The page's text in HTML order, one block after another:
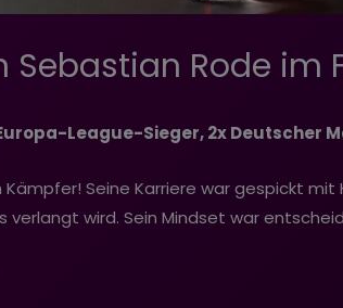
Rode im
League-Sieger, 2x Deutscher
Kämpfer! Seine Karriere war gespickt
verlangt wird. Sein Mindset war